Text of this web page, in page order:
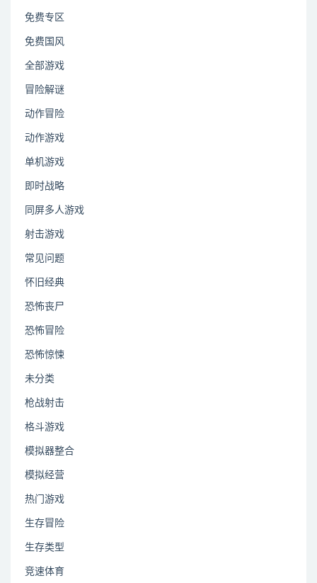
免费专区
免费国风
全部游戏
冒险解谜
动作冒险
动作游戏
单机游戏
即时战略
同屏多人游戏
射击游戏
常见问题
怀旧经典
恐怖丧尸
恐怖冒险
恐怖惊悚
未分类
枪战射击
格斗游戏
模拟器整合
模拟经营
热门游戏
生存冒险
生存类型
竞速体育